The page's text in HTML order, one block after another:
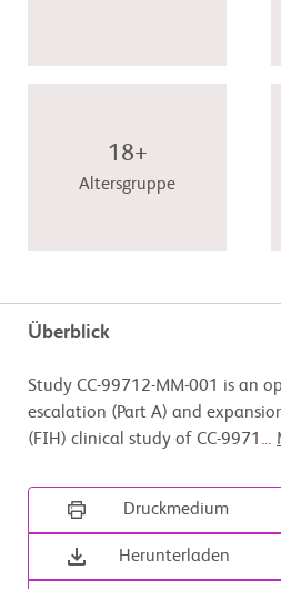
18+
Altersgruppe
Überblick
Study CC-99712-MM-001 is an
escalation (Part A) and
(FIH) clinical study of CC-9971 ...
Druckmedium
Herunterladen